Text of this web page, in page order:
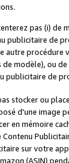
pas (i)
publicitaire de
autre procédure
modèle), ou
publicitaire de
stocker ou
d'une image
en mémoire
sur votre
(ASIN)